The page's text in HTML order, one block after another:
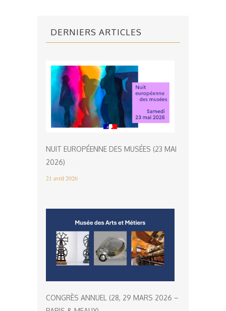
DERNIERS ARTICLES
NUIT EUROPÉENNE DES MUSÉES (23 MAI
2026)
21 avril 2026
CONGRÈS ANNUEL (28, 29 MARS 2026 –